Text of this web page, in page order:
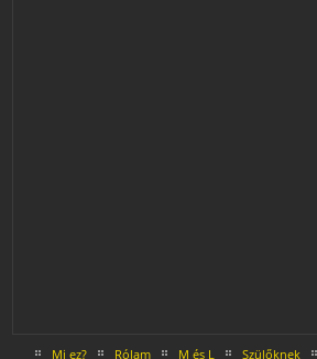
Mi ez? Rólam M és L Szülőknek